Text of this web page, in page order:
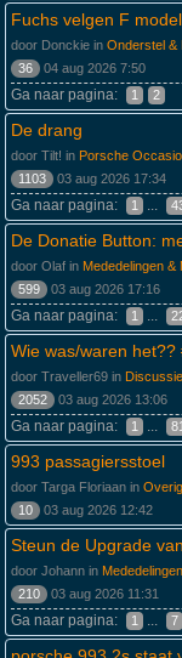
Fuchs velgen F
door Donckie in Onderstel &
36
04 aug 2026 7:50
Ga naar pagina: 1 2
De drang
door Tilt! in Porsche
1103
03 aug 2026 17:34
Ga naar pagina: 1 ...
De Donatie Button:
door Olaf in Mededelingen &
599
03 aug 2026 17:16
Ga naar pagina: 1 ...
Wie was/waren het??
door Traveller69 in Discussie
2052
03 aug 2026 13:06
Ga naar pagina: 1 ... 81
993 passagiersstoel
door Targa Floriaan in
10
03 aug 2026 12:42
Steun de Upgrade
door Johann in
210
03 aug 2026 11:31
Ga naar pagina: 1 ... 7